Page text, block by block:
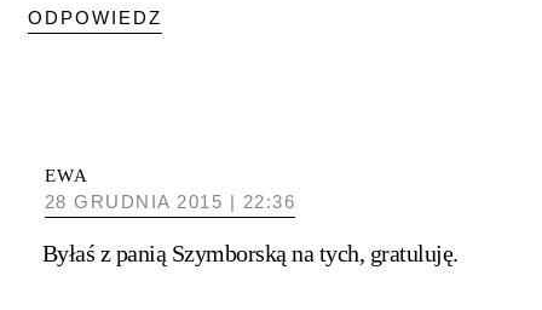
ODPOWIEDZ
EWA
28 GRUDNIA 2015 | 22:36
Byłaś z panią Szymborską na tych, gratuluję.